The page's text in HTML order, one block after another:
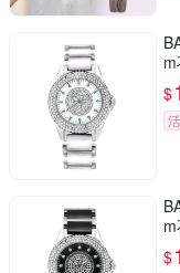
$
$